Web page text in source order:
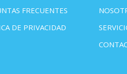
FRECUENTES
DE PRIVACIDAD